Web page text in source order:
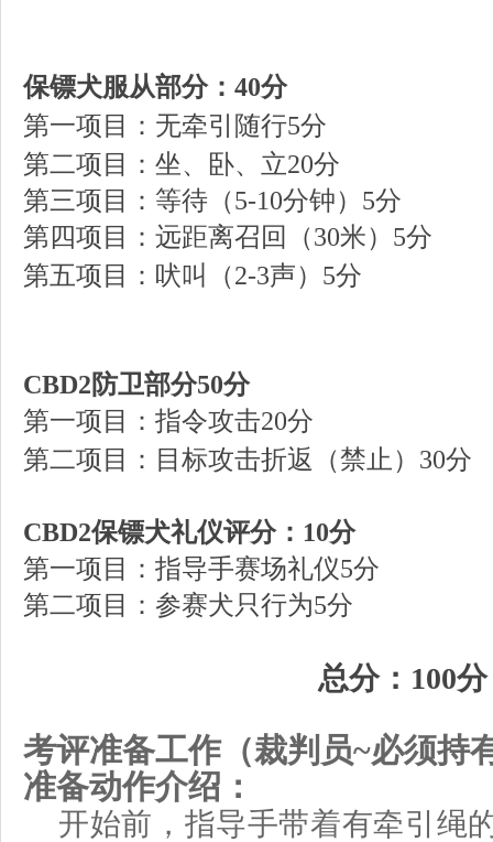
保镖犬服从部分： 40分; W* p3 X: I( D# c2 v9 N
第一项目： 无牵引 随行5分
第二项目： 坐、卧、立20分
第三项目： 等待（5-10分钟） 5分
第四项目： 远距离召回（30米） 5分
第五项目： 吠叫（2-3声） 5分
CBD2防卫部分50分
第一项目： 指令攻击20分
第二项目： 目标攻击折返（禁止） 30分
CBD2保镖犬礼仪评分： 10分
第一项目：指导手赛场礼仪5分
第二项目：参赛犬只行为5分
总分： 100分
考评准备工作（裁判员~必须持
准备动作介绍：
开始前，指导手带着有牵引绳